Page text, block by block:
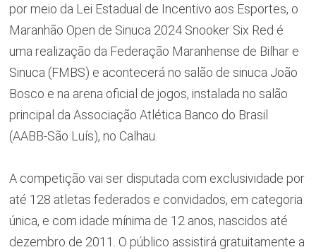
por meio da Lei Estadual de Incentivo aos Esportes, o
Maranhão Open de Sinuca 2024 Snooker Six Red é
uma realização da Federação Maranhense de Bilhar e
Sinuca (FMBS) e acontecerá no salão de sinuca João
Bosco e na arena oficial de jogos, instalada no salão
principal da Associação Atlética Banco do Brasil
(AABB-São Luís), no Calhau.
A competição vai ser disputada com exclusividade por
até 128 atletas federados e convidados, em categoria
única, e com idade mínima de 12 anos, nascidos até
dezembro de 2011. O público assistirá gratuitamente a